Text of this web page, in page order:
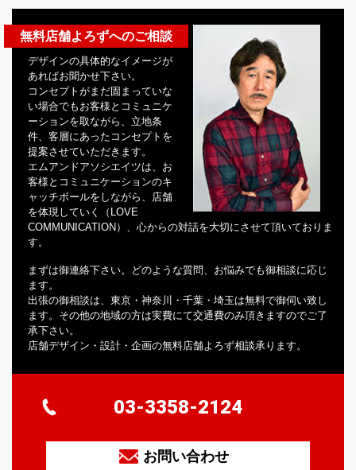
無料店舗よろずへのご相談
デザインの具体的なイメージが
あればお聞かせ下さい。
コンセプトがまだ固まっていな
い場合でもお客様とコミュニケ
ーションを取ながら、立地条
件、客層にあったコンセプトを
提案させていただきます。
エムアンドアソシエイツは、お
客様とコミュニケーションのキ
ャッチボールをしながら、店舗
を体現していく（LOVE
COMMUNICATION）、心からの対話を大切にさせて頂いておりま
す。
まずは御連絡下さい。どのような質問、お悩みでも御相談に応じ
ます。
出張の御相談は、東京・神奈川・千葉・埼玉は無料で御伺い致し
ます。その他の地域の方は実費にて交通費のみ頂きますのでご了
承下さい。
店舗デザイン・設計・企画の無料店舗よろず相談承ります。
03-3358-2124
お問い合わせ